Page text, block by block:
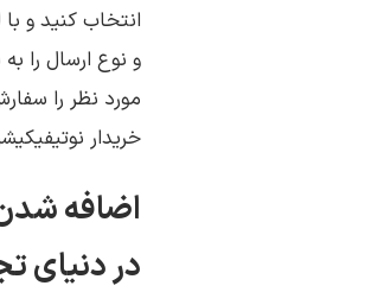
مورد نظر را
خریدار
اضافه
در دنیای